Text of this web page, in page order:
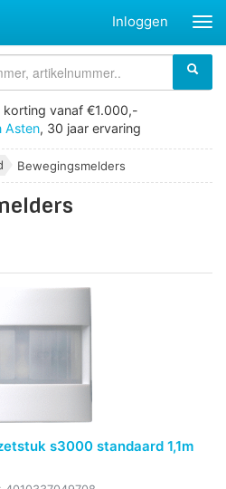
Inloggen
korting vanaf €1.000,-
Asten, 30 jaar ervaring
Bewegingsmelders
s3000 standaard 1,1m